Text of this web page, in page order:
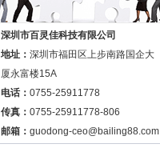
深圳市百灵佳科技有限公司
地址： 深圳市福田区上步南路国企大
厦永富楼15A
电话： 0755-25911778
传真： 0755-25911778-806
邮箱： guodong-ceo@bailing88.com